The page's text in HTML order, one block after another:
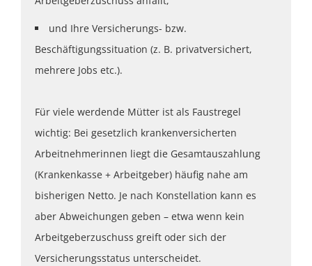
und Ihre Versicherungs- bzw.
Beschäftigungssituation (z. B. privatversichert,
mehrere Jobs etc.).
Für viele werdende Mütter ist als Faustregel
wichtig: Bei gesetzlich krankenversicherten
Arbeitnehmerinnen liegt die Gesamtauszahlung
(Krankenkasse + Arbeitgeber) häufig nahe am
bisherigen Netto. Je nach Konstellation kann es
aber Abweichungen geben – etwa wenn kein
Arbeitgeberzuschuss greift oder sich der
Versicherungsstatus unterscheidet.